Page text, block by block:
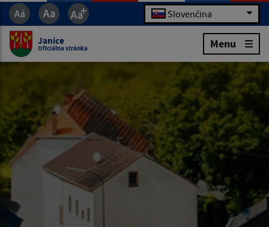
Slovenčina
Janice
Oficiálna stránka Menu